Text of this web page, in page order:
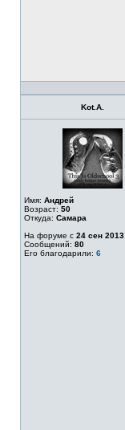
Kot.A.
Имя: Андрей
Возраст: 50
Откуда: Самара
На форуме с 24 сен 2013
Сообщений: 80
Его благодарили: 6